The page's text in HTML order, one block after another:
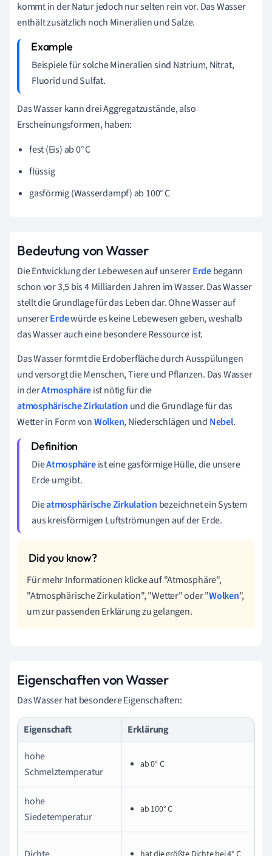
kommt in der Natur jedoch nur selten rein vor. Das Wasser
enthält zusätzlich noch Mineralien und Salze.
Beispiele für solche Mineralien sind Natrium, Nitrat,
Fluorid und Sulfat.
Das Wasser kann drei Aggregatzustände, also
Erscheinungsformen, haben:
fest (Eis) ab 0° C
flüssig
gasförmig (Wasserdampf) ab 100° C
Bedeutung von Wasser
Die Entwicklung der Lebewesen auf unsererErdebegann
schon vor 3,5 bis 4 Milliarden Jahren im Wasser. Das Wasser
stellt die Grundlage für das Leben dar. Ohne Wasser auf
unsererErdewürde es keine Lebewesen geben, weshalb
das Wasser auch eine besondere Ressource ist.
Das Wasser formt die Erdoberfläche durch Ausspülungen
und versorgt die Menschen, Tiere und Pflanzen. Das Wasser
in derAtmosphäreist nötig für die
atmosphärische Zirkulation und die Grundlage für das
Wetter in Form vonWolken, Niederschlägen und Nebel.
DieAtmosphäreist eine gasförmige Hülle, die unsere
Erde umgibt.
Dieatmosphärische Zirkulation bezeichnet ein System
aus kreisförmigen Luftströmungen auf der Erde.
Für mehr Informationen klicke auf "Atmosphäre",
"Atmosphärische Zirkulation", "Wetter" oder "Wolken",
um zur passenden Erklärung zu gelangen.
Eigenschaften von Wasser
Das Wasser hat besondere Eigenschaften:
Eigenschaft
Erklärung
hohe
Schmelztemperatur
ab 0° C
hohe
Siedetemperatur
ab 100° C